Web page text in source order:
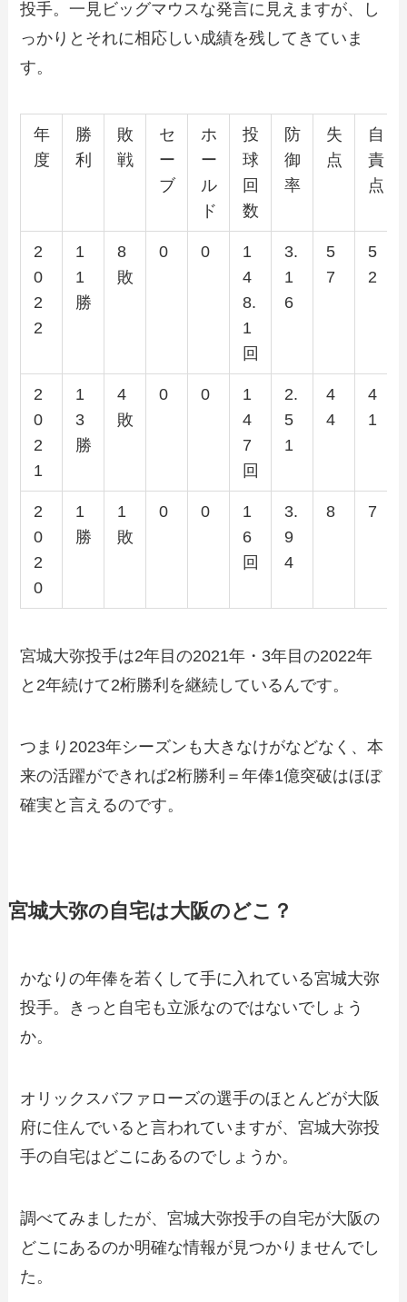
投手。一見ビッグマウスな発言に見えますが、し
っかりとそれに相応しい成績を残してきていま
す。
年
度
勝
利
敗
戦
セ
ー
ブ
ホ
ー
ル
ド
投
球
回
数
防
御
率
失
点
自
責
点
2
0
2
2
1
1
勝
8
敗
0 0
1
4
8.
1
回
3.
1
6
5
7
5
2
2
0
2
1
1
3
勝
4
敗
0 0
1
4
7
回
2.
5
1
4
4
4
1
2
0
2
0
1
勝
1
敗
0 0
1
6
回
3.
9
4
8 7
宮城大弥投手は2年目の2021年・3年目の2022年
と2年続けて2桁勝利を継続しているんです。
つまり2023年シーズンも大きなけがなどなく、本
来の活躍ができれば2桁勝利＝年俸1億突破はほぼ
確実と言えるのです。
宮城大弥の自宅は大阪のどこ？
かなりの年俸を若くして手に入れている宮城大弥
投手。きっと自宅も立派なのではないでしょう
か。
オリックスバファローズの選手のほとんどが大阪
府に住んでいると言われていますが、宮城大弥投
手の自宅はどこにあるのでしょうか。
調べてみましたが、宮城大弥投手の自宅が大阪の
どこにあるのか明確な情報が見つかりませんでし
た。